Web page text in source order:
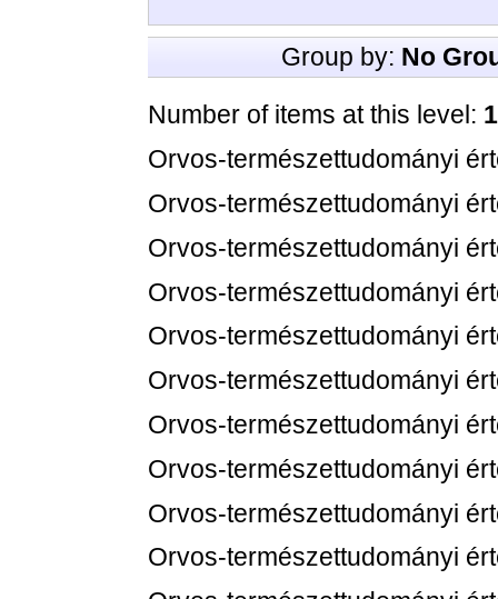
Group by: No
Number of items at this level:
Orvos-természettudományi
Orvos-természettudományi
Orvos-természettudományi
Orvos-természettudományi
Orvos-természettudományi
Orvos-természettudományi
Orvos-természettudományi
Orvos-természettudományi
Orvos-természettudományi
Orvos-természettudományi